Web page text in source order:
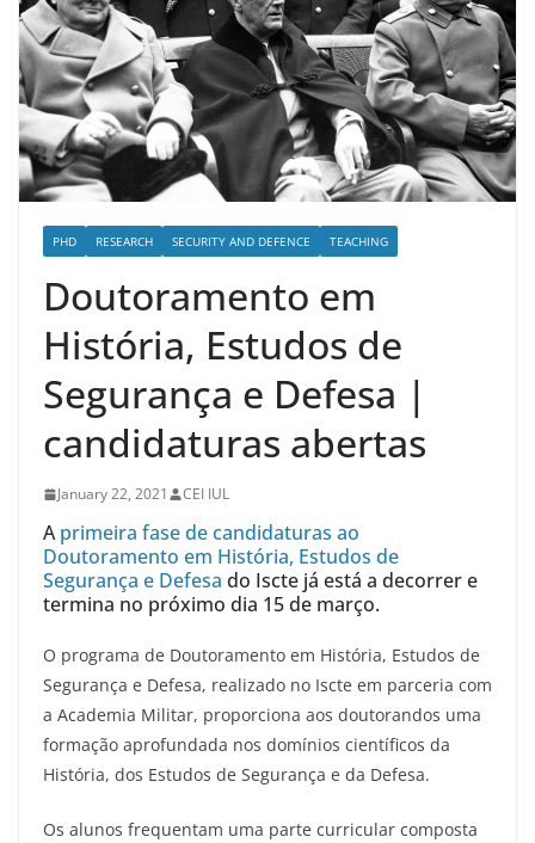
PHD RESEARCH SECURITY AND DEFENCE TEACHING
Doutoramento em
História, Estudos de
Segurança e Defesa |
candidaturas abertas
January 22, 2021 CEI IUL
Aprimeira fase de candidaturas ao
Doutoramento em História, Estudos de
Segurança e Defesa do Iscte já está a decorrer e
termina no próximo dia 15 de março.
O programa de Doutoramento em História, Estudos de
Segurança e Defesa, realizado no Iscte em parceria com
a Academia Militar, proporciona aos doutorandos uma
formação aprofundada nos domínios científicos da
História, dos Estudos de Segurança e da Defesa.
Os alunos frequentam uma parte curricular composta